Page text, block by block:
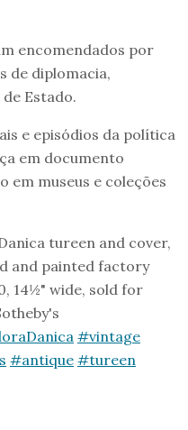
encomendados por
de diplomacia,
Estado.
e episódios da política
em documento
museus e coleções
tureen and cover,
and painted factory
14½" wide, sold for
#vintage
#antique #tureen